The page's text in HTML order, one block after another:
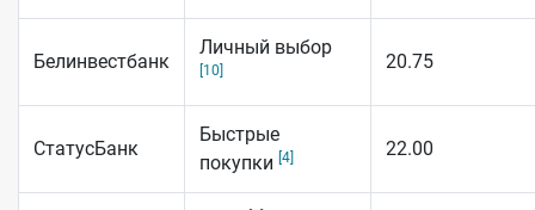
Белинвестбанк
Личный выбор
[10] 20.75
СтатусБанк
Быстрые
покупки [4] 22.00